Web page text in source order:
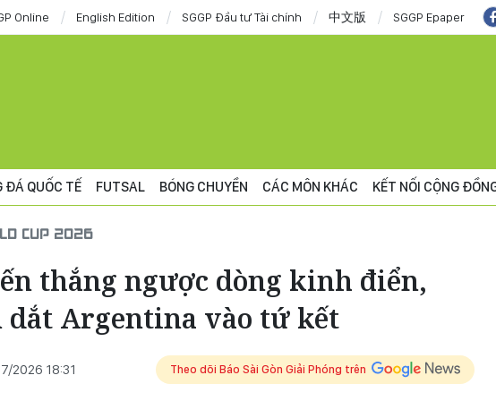
Online English Edition SGGP Đầu tư Tài chính 中文版 SGGP Epaper
ĐÁ QUỐC TẾ FUTSAL BÓNG CHUYỀN CÁC MÔN KHÁC KẾT NỐI CỘNG
CUP 2026
thắng ngược dòng kinh điển,
dắt Argentina vào tứ kết
2026 18:31 Theo dõi Báo Sài Gòn Giải Phóng trên